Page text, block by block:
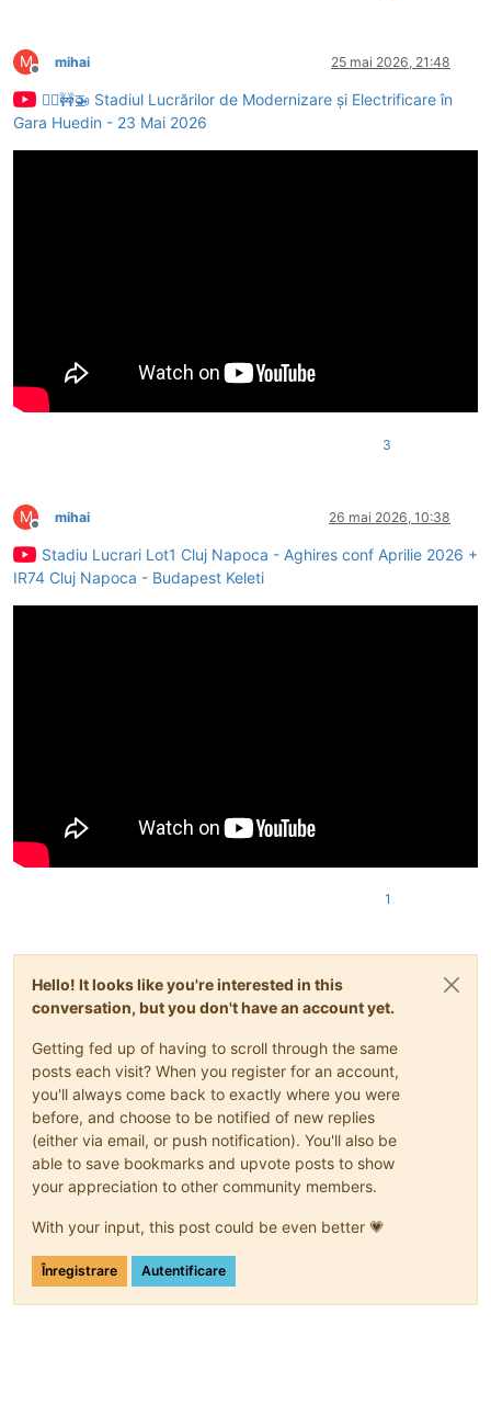
M
Deconectat
mihai 25 mai 2026, 21:48
👷‍♂️🚧🚁 Stadiul Lucrărilor de Modernizare și Electrificare în
Gara Huedin - 23 Mai 2026
3
M
Deconectat
mihai 26 mai 2026, 10:38
Stadiu Lucrari Lot1 Cluj Napoca - Aghires conf Aprilie 2026 +
IR74 Cluj Napoca - Budapest Keleti
1
Hello! It looks like you're interested in this
conversation, but you don't have an account yet.
Getting fed up of having to scroll through the same
posts each visit? When you register for an account,
you'll always come back to exactly where you were
before, and choose to be notified of new replies
(either via email, or push notification). You'll also be
able to save bookmarks and upvote posts to show
your appreciation to other community members.
With your input, this post could be even better 💗
Înregistrare Autentificare